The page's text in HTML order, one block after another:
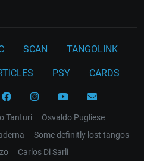
SCAN TANGOLINK
PSY CARDS
Tanturi
Osvaldo Pugliese
Some definitly lost tangos
Carlos Di Sarli